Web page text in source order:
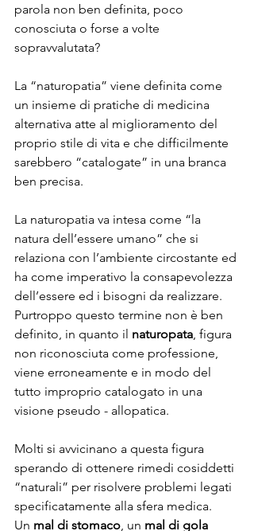
parola non ben definita, poco
conosciuta o forse a volte
sopravvalutata?
La “naturopatia” viene definita come
un insieme di pratiche di medicina
alternativa atte al miglioramento del
proprio stile di vita e che difficilmente
sarebbero “catalogate” in una branca
ben precisa.
La naturopatia va intesa come “la
natura dell’essere umano” che si
relaziona con l’ambiente circostante ed
ha come imperativo la consapevolezza
dell’essere ed i bisogni da realizzare.
Purtroppo questo termine non è ben
definito, in quanto il naturopata, figura
non riconosciuta come professione,
viene erroneamente e in modo del
tutto improprio catalogato in una
visione pseudo - allopatica.
Molti si avvicinano a questa figura
sperando di ottenere rimedi cosiddetti
“naturali” per risolvere problemi legati
specificatamente alla sfera medica.
Un mal di stomaco, un mal di gola